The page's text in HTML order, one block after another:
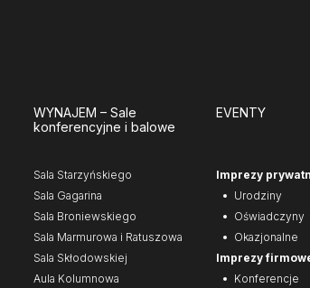
WYNAJEM – Sale
konferencyjne i balowe
Sala Starzyńskiego
Sala Gagarina
Sala Broniewskiego
Sala Marmurowa i Ratuszowa
Sala Skłodowskiej
Aula Kolumnowa
EVENTY
Imprezy
Urodziny
Oświadczyny
Okazjonalne
Imprezy
Konferencje